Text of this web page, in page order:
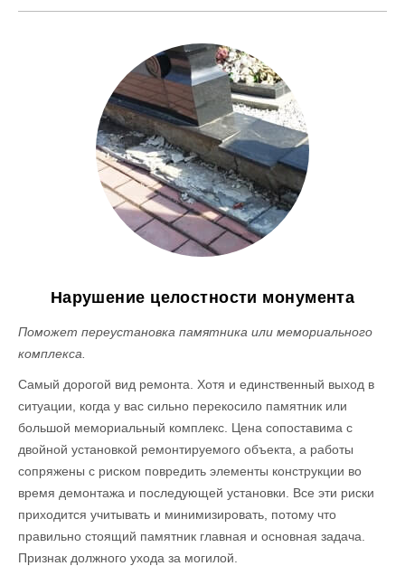
Нарушение целостности монумента
Поможет переустановка памятника или мемориального
комплекса.
Самый дорогой вид ремонта. Хотя и единственный выход в
ситуации, когда у вас сильно перекосило памятник или
большой мемориальный комплекс. Цена сопоставима с
двойной установкой ремонтируемого объекта, а работы
сопряжены с риском повредить элементы конструкции во
время демонтажа и последующей установки. Все эти риски
приходится учитывать и минимизировать, потому что
правильно стоящий памятник главная и основная задача.
Признак должного ухода за могилой.